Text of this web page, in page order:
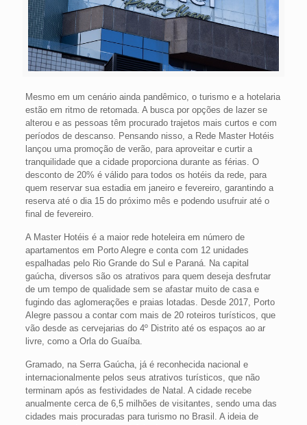
Mesmo em um cenário ainda pandêmico, o turismo e a hotelaria
estão em ritmo de retomada. A busca por opções de lazer se
alterou e as pessoas têm procurado trajetos mais curtos e com
períodos de descanso. Pensando nisso, a Rede Master Hotéis
lançou uma promoção de verão, para aproveitar e curtir a
tranquilidade que a cidade proporciona durante as férias. O
desconto de 20% é válido para todos os hotéis da rede, para
quem reservar sua estadia em janeiro e fevereiro, garantindo a
reserva até o dia 15 do próximo mês e podendo usufruir até o
final de fevereiro.
A Master Hotéis é a maior rede hoteleira em número de
apartamentos em Porto Alegre e conta com 12 unidades
espalhadas pelo Rio Grande do Sul e Paraná. Na capital
gaúcha, diversos são os atrativos para quem deseja desfrutar
de um tempo de qualidade sem se afastar muito de casa e
fugindo das aglomerações e praias lotadas. Desde 2017, Porto
Alegre passou a contar com mais de 20 roteiros turísticos, que
vão desde as cervejarias do 4º Distrito até os espaços ao ar
livre, como a Orla do Guaíba.
Gramado, na Serra Gaúcha, já é reconhecida nacional e
internacionalmente pelos seus atrativos turísticos, que não
terminam após as festividades de Natal. A cidade recebe
anualmente cerca de 6,5 milhões de visitantes, sendo uma das
cidades mais procuradas para turismo no Brasil. A ideia de